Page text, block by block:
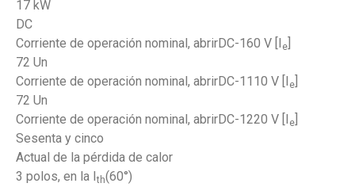
17 kW
DC
Corriente de operación nominal, abrirDC-160 V [I
e
72 Un
Corriente de operación nominal, abrirDC-1110 V [I
e
72 Un
Corriente de operación nominal, abrirDC-1220 V [I
e
Sesenta y cinco
Actual de la pérdida de calor
3 polos, en la Ith(60°)